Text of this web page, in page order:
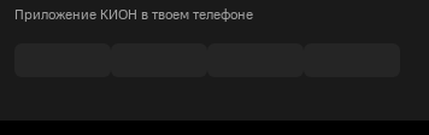
Приложение КИОН в твоем телефоне